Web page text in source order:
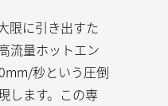
限に引き出すた
流量ホットエン
秒という圧倒
します。この専